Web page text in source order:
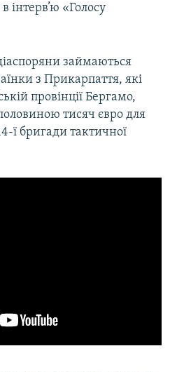
інтерв’ю «Голосу
займаються
з Прикарпаття, які
провінції Бергамо,
тисяч євро для
ї бригади тактичної